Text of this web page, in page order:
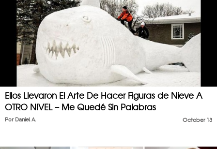
Ellos Llevaron El Arte De Hacer Figuras de Nieve A
OTRO NIVEL – Me Quedé Sin Palabras
October 13
Por Daniel A.